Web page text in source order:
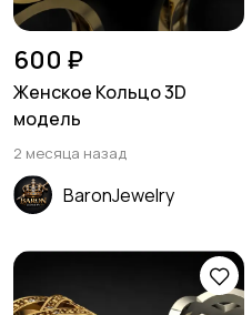
600 ₽
Женское Кольцо 3D
модель
2 месяца назад
BaronJewelry